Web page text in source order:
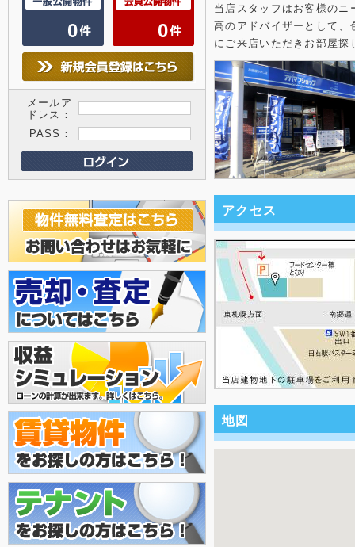
0 0
メールア
ドレス：
PASS：
当店スタッフはお客様の
高のアドバイザーとして、
にご来店いただきお部屋
アクセス
地図